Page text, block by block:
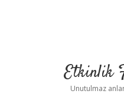
Etkinlik
Unutulmaz